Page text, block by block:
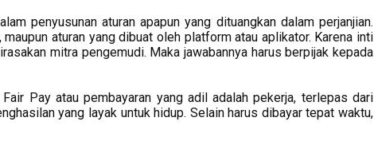
penyusunan aturan apapun yang dituangkan dalam perjanjian.
aturan yang dibuat oleh platform atau aplikator. Karena inti
mitra pengemudi. Maka jawabannya harus berpijak kepada
Pay atau pembayaran yang adil adalah pekerja, terlepas dari
yang layak untuk hidup. Selain harus dibayar tepat waktu,